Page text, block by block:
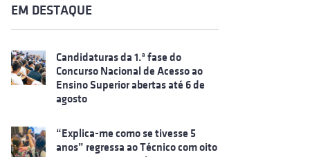
EM DESTAQUE
Candidaturas da 1.ª fase do
Concurso Nacional de Acesso ao
Ensino Superior abertas até 6 de
agosto
“Explica-me como se tivesse 5
anos” regressa ao Técnico com oito